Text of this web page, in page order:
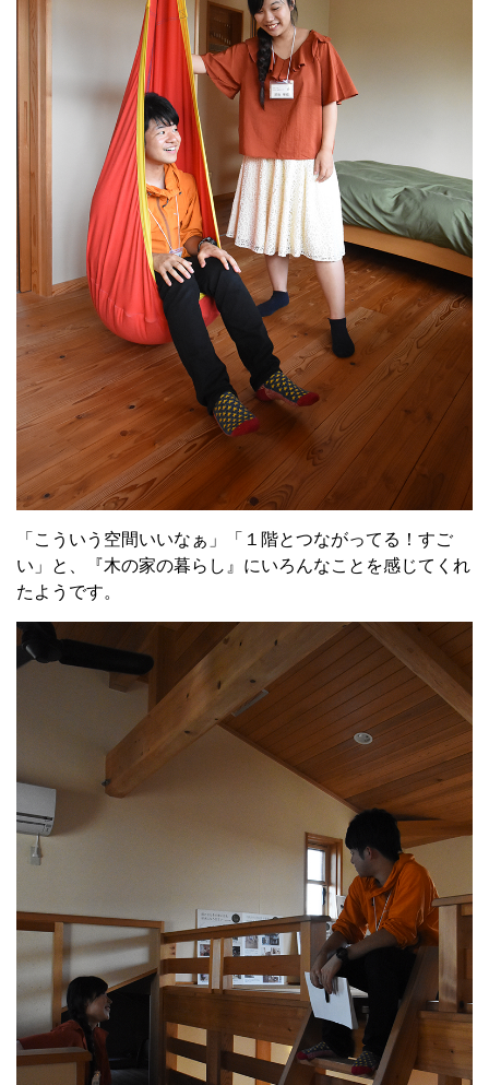
「こういう空間いいなぁ」「１階とつながってる！すご
い」と、『木の家の暮らし』にいろんなことを感じてくれ
たようです。